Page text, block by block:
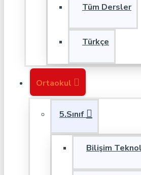
Tüm Dersler
Türkçe
Ortaokul
5.Sınıf
Bilişim